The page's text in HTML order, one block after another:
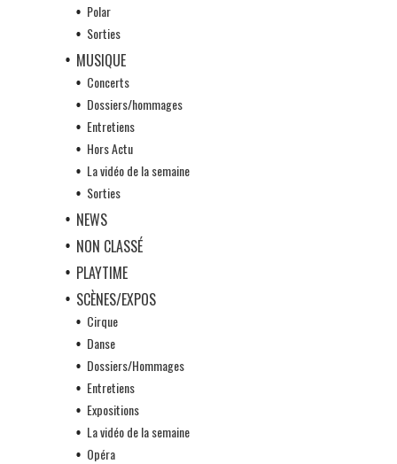
Polar
Sorties
MUSIQUE
Concerts
Dossiers/hommages
Entretiens
Hors Actu
La vidéo de la semaine
Sorties
NEWS
NON CLASSÉ
PLAYTIME
SCÈNES/EXPOS
Cirque
Danse
Dossiers/Hommages
Entretiens
Expositions
La vidéo de la semaine
Opéra